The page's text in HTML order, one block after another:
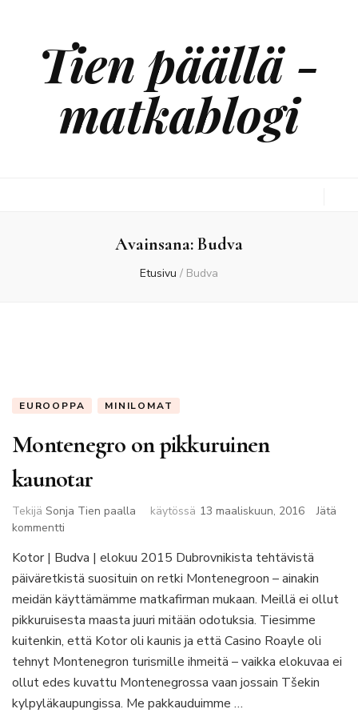
Tien päällä -
matkablogi
Avainsana:Budva
Etusivu / Budva
EUROOPPA MINILOMAT
Montenegro on pikkuruinen
kaunotar
Tekijä Sonja Tien paalla käytössä 13 maaliskuun, 2016
Jätä
kommentti
on
pikkuruinen
kaunotar
Kotor | Budva | elokuu 2015 Dubrovnikista tehtävistä
päiväretkistä suosituin on retki Montenegroon – ainakin
meidän käyttämämme matkafirman mukaan. Meillä ei ollut
pikkuruisesta maasta juuri mitään odotuksia. Tiesimme
kuitenkin, että Kotor oli kaunis ja että Casino Roayle oli
tehnyt Montenegron turismille ihmeitä – vaikka elokuvaa ei
ollut edes kuvattu Montenegrossa vaan jossain Tšekin
kylpyläkaupungissa. Me pakkauduimme …